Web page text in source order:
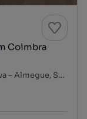
Coimbra
Avenida José Bonifácio de Andrade e Silva - Almegue, Santa Clara, Santa Clara e Castelo Viegas, Coimbra, Coimbra